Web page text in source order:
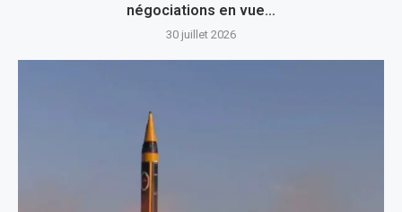
négociations en vue…
30 juillet 2026